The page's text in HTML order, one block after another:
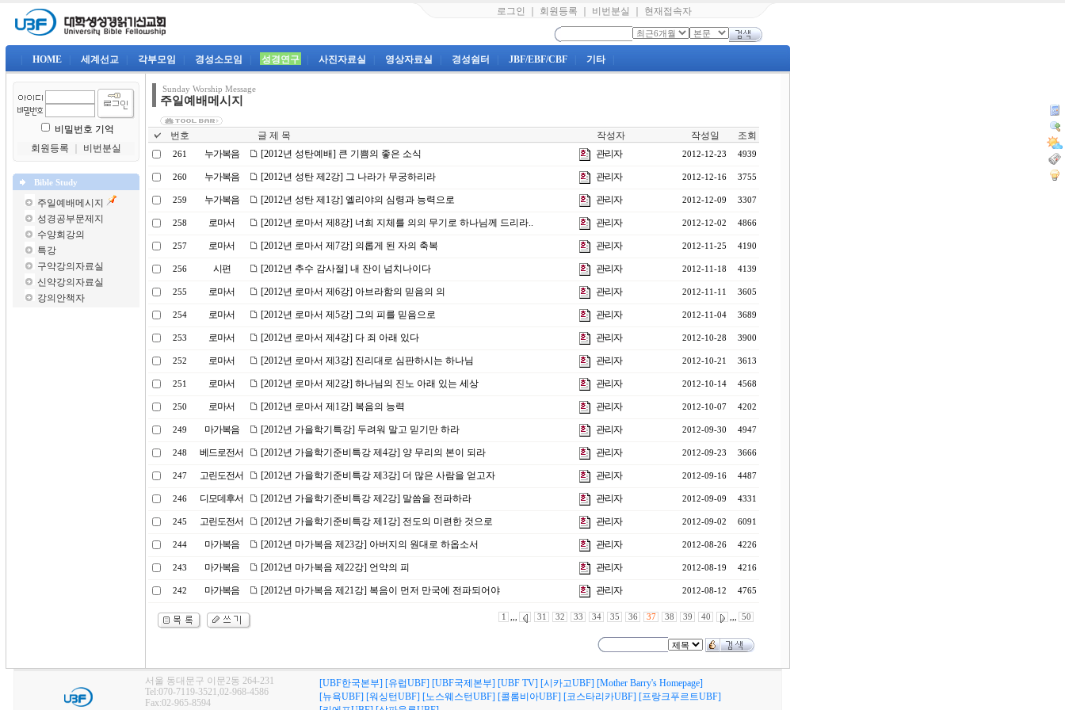
로그인 회원등록 비번분실 현재접속자
HOME 세계선교 각부모임 경성소모임 성경연구 사진자료실 영상자료실 경성쉼터 JBF/EBF/CBF 기타
비밀번호 기억
회원등록
비번분실
Bible Study
주일예배메시지
성경공부문제지
수양회강의
특강
구약강의자료실
신약강의자료실
강의안책자
Sunday Worship Message
주일예배메시지
번호 글 제 목 작성자 작성일 조회
261 누가복음 [2012년 성탄예배] 큰 기쁨의 좋은 소식 관리자 2012-12-23 4939
260 누가복음 [2012년 성탄 제2강] 그 나라가 무궁하리라 관리자 2012-12-16 3755
259 누가복음 [2012년 성탄 제1강] 엘리야의 심령과 능력으로 관리자 2012-12-09 3307
258 로마서 [2012년 로마서 제8강] 너희 지체를 의의 무기로 하나님께 드리라.. 관리자 2012-12-02 4866
257 로마서 [2012년 로마서 제7강] 의롭게 된 자의 축복 관리자 2012-11-25 4190
256 시편 [2012년 추수 감사절] 내 잔이 넘치나이다 관리자 2012-11-18 4139
255 로마서 [2012년 로마서 제6강] 아브라함의 믿음의 의 관리자 2012-11-11 3605
254 로마서 [2012년 로마서 제5강] 그의 피를 믿음으로 관리자 2012-11-04 3689
253 로마서 [2012년 로마서 제4강] 다 죄 아래 있다 관리자 2012-10-28 3900
252 로마서 [2012년 로마서 제3강] 진리대로 심판하시는 하나님 관리자 2012-10-21 3613
251 로마서 [2012년 로마서 제2강] 하나님의 진노 아래 있는 세상 관리자 2012-10-14 4568
250 로마서 [2012년 로마서 제1강] 복음의 능력 관리자 2012-10-07 4202
249 마가복음 [2012년 가을학기특강] 두려워 말고 믿기만 하라 관리자 2012-09-30 4947
248 베드로전서 [2012년 가을학기준비특강 제4강] 양 무리의 본이 되라 관리자 2012-09-23 3666
247 고린도전서 [2012년 가을학기준비특강 제3강] 더 많은 사람을 얻고자 관리자 2012-09-16 4487
246 디모데후서 [2012년 가을학기준비특강 제2강] 말씀을 전파하라 관리자 2012-09-09 4331
245 고린도전서 [2012년 가을학기준비특강 제1강] 전도의 미련한 것으로 관리자 2012-09-02 6091
244 마가복음 [2012년 마가복음 제23강] 아버지의 원대로 하옵소서 관리자 2012-08-26 4226
243 마가복음 [2012년 마가복음 제22강] 언약의 피 관리자 2012-08-19 4216
242 마가복음 [2012년 마가복음 제21강] 복음이 먼저 만국에 전파되어야 관리자 2012-08-12 4765
1 ,,, 31 32 33 34 35 36 37 38 39 40 ,,, 50
서울 동대문구 이문2동 264-231
Tel:070-7119-3521,02-968-4586
Fax:02-965-8594
[UBF한국본부] [유럽UBF] [UBF국제본부] [UBF TV] [시카고UBF] [Mother Barry's Homepage]
[뉴욕UBF] [워싱턴UBF] [노스웨스턴UBF] [콜롬비아UBF] [코스타리카UBF] [프랑크푸르트UBF]